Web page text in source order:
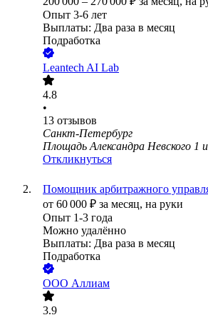
Опыт 3-6 лет
Выплаты: Два раза в месяц
Подработка
Leantech AI Lab
4.8
•
13 отзывов
Санкт-Петербург
Площадь Александра Невского 1
Откликнуться
Помощник арбитражного
от 60 000 ₽ за месяц, на руки
Опыт 1-3 года
Можно удалённо
Выплаты: Два раза в месяц
Подработка
ООО Аллиам
3.9